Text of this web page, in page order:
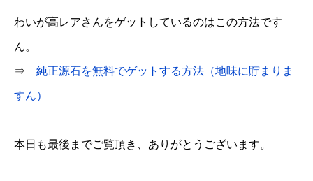
わいが高レアさんをゲットしているのはこの方法です
ん。
⇒ 純正源石を無料でゲットする方法（地味に貯まりま
すん）
本日も最後までご覧頂き、ありがとうございます。